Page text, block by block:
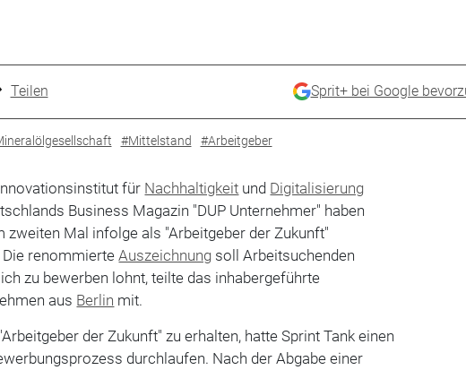
Teilen Sprit+ bei Google
#Mittelstand #Arbeitgeber
für Nachhaltigkeit und Digitalisierung
Business Magazin "DUP Unternehmer" haben
zweiten Mal infolge als "Arbeitgeber der Zukunft"
Die renommierteAuszeichnung soll Arbeitsuchenden
zu bewerben lohnt, teilte das inhabergeführte
aus Berlin mit.
der Zukunft" zu erhalten, hatte Sprint Tank einen
durchlaufen. Nach der Abgabe einer